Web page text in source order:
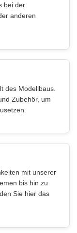
bei der
anderen
des Modellbaus.
Zubehör, um
mit unserer
bis hin zu
Sie hier das